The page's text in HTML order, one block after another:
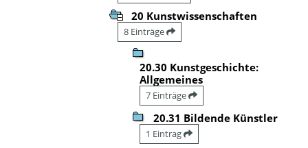
20 Kunstwissenschaften
8 Einträge
20.30 Kunstgeschichte:
Allgemeines
7 Einträge
20.31 Bildende Künstler
1 Eintrag